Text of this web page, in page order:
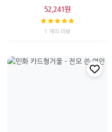
52,241원
1 개의 리뷰